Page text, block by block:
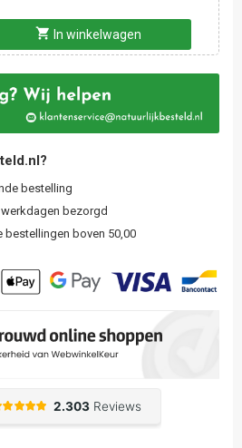
shopping_cart In winkelwagen
bestelling
werkdagen bezorgd
bestellingen boven 50,00